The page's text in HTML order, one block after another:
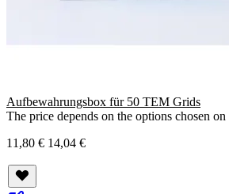
Aufbewahrungsbox für 50 TEM Grids
The price depends on the options chosen
11,80 € 14,04 €